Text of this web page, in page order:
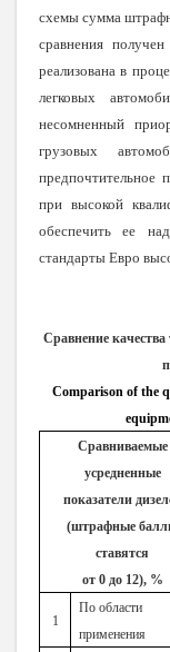
схемы сумма
сравнения
реализована в
легковых
несомненный
грузовых
предпочтительное
при высокой
обеспечить ее
стандарты Евро
Сравнение
Comparison of the
Сравниваемые
усредненные
показатели
(штрафные
ставятся
от 0 до 12), %
1
По области
применения